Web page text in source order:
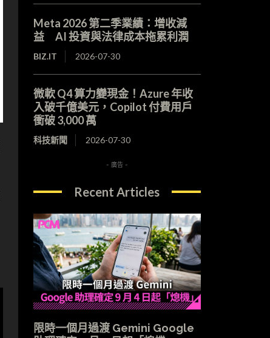
Meta 2026 第二季業績：增收減
益 AI 投資與法律成本拖累利潤
BIZ.IT 2026-07-30
微軟 Q4 算力變現金！Azure 年收
入破千億美元，Copilot 付費用戶
衝破 3,000 萬
科技新聞 2026-07-30
- 廣告 -
Recent Articles
限時一個月過渡 Gemini Google